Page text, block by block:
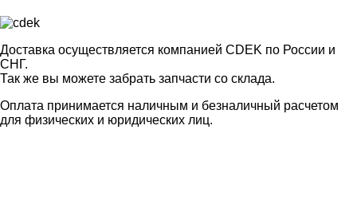
Доставка осуществляется компанией CDEK по России и
СНГ.
Так же вы можете забрать запчасти со склада.
Оплата принимается наличным и безналичный расчетом
для физических и юридических лиц.